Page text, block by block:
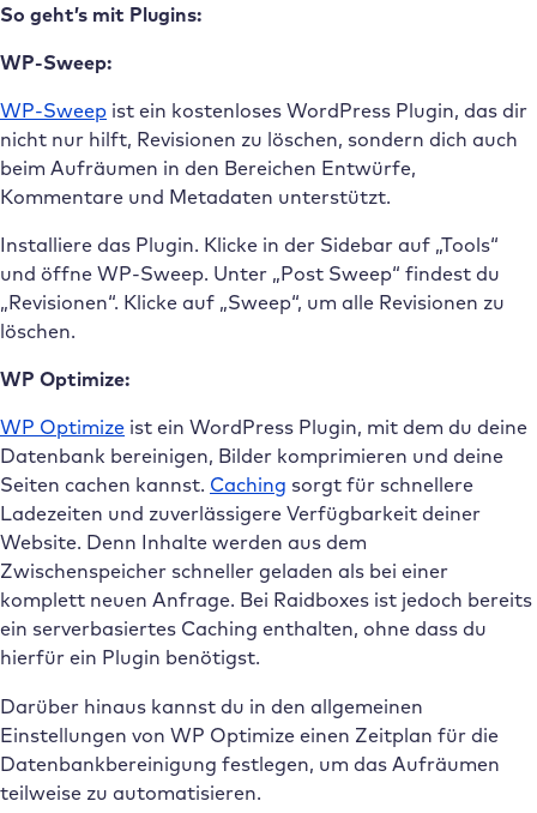
So geht’s mit Plugins:
WP-Sweep:
WP-Sweep ist ein kostenloses WordPress Plugin, das dir
nicht nur hilft, Revisionen zu löschen, sondern dich auch
beim Aufräumen in den Bereichen Entwürfe,
Kommentare und Metadaten unterstützt.
Installiere das Plugin. Klicke in der Sidebar auf „Tools“
und öffne WP-Sweep. Unter „Post Sweep“ findest du
„Revisionen“. Klicke auf „Sweep“, um alle Revisionen zu
löschen.
WP Optimize:
WP Optimize ist ein WordPress Plugin, mit dem du deine
Datenbank bereinigen, Bilder komprimieren und deine
Seiten cachen kannst. Caching sorgt für schnellere
Ladezeiten und zuverlässigere Verfügbarkeit deiner
Website. Denn Inhalte werden aus dem
Zwischenspeicher schneller geladen als bei einer
komplett neuen Anfrage. Bei Raidboxes ist jedoch bereits
ein serverbasiertes Caching enthalten, ohne dass du
hierfür ein Plugin benötigst.
Darüber hinaus kannst du in den allgemeinen
Einstellungen von WP Optimize einen Zeitplan für die
Datenbankbereinigung festlegen, um das Aufräumen
teilweise zu automatisieren.